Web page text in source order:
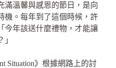
滿溫馨與感恩的節日，是向
機。每年到了這個時候，許
今年該送什麼禮物，才能讓
Situation》根據網路上的討